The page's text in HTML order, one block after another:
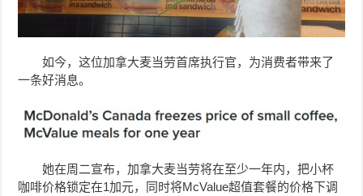
如今，这位加拿大麦当劳首席执行官， 为消费者带来了
一条好消息。
她在周二宣布，加拿大麦当劳将在至少一年内，把小杯
咖啡价格锁定在1加元，同时将McValue超值套餐的价格下调